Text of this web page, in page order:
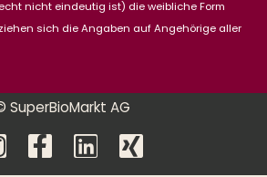
nicht eindeutig ist) die weibliche Form
sich die Angaben auf Angehörige aller
AG